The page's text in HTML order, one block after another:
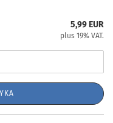
5,99 EUR
plus 19% VAT.